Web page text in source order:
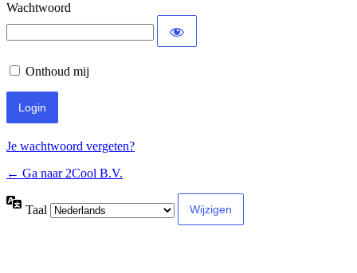
Wachtwoord
Onthoud mij
Je wachtwoord vergeten?
← Ga naar 2Cool B.V.
Taal